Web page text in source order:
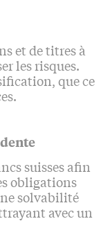
et de titres à
les risques.
que ce
suisses afin
obligations
solvabilité
avec un